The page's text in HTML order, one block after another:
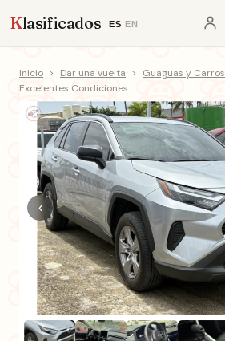
Klasificados ES| EN
Inicio > Dar una vuelta > Guaguas y Carros
Excelentes Condiciones
‹